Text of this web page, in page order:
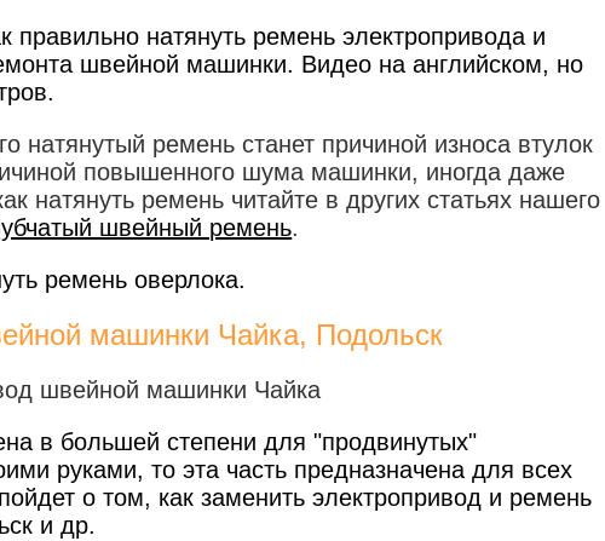
натянуть ремень электропривода и
швейной машинки. Видео на английском, но
натянутый ремень станет причиной износа втулок
повышенного шума машинки, иногда даже
натянуть ремень читайте в других статьях нашего
швейный ремень.
ремень оверлока.
машинки Чайка, Подольск
в большей степени для "продвинутых"
руками, то эта часть предназначена для всех
о том, как заменить электропривод и ремень
и др.